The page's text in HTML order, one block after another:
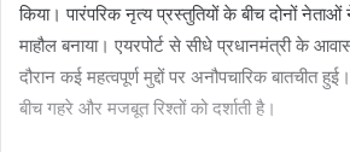
किया। पारंपरिक नृत्य प्रस्तुतियों के बीच दोनों
माहौल बनाया। एयरपोर्ट से सीधे प्रधानमंत्री के
दौरान कई महत्वपूर्ण मुद्दों पर अनौपचारिक बातचीत
बीच गहरे और मजबूत रिश्तों को दर्शाती है।